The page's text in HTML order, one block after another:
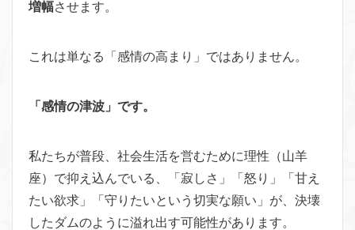
増幅させます。
これは単なる「感情の高まり」ではありません。
「感情の津波」です。
私たちが普段、社会生活を営むために理性（山羊
座）で抑え込んでいる、「寂しさ」「怒り」「甘え
たい欲求」「守りたいという切実な願い」が、決壊
したダムのように溢れ出す可能性があります。